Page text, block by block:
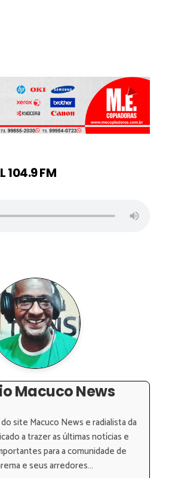
104.9 FM
Macuco News
site Macuco News e radialista da
a trazer as últimas notícias e
para a comunidade de
e seus arredores...